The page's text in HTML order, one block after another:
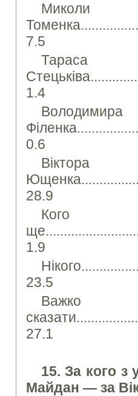
Миколи
7.5
Тараса
1.4
Володимира
0.6
Віктора
28.9
Кого
1.9
23.5
Важко
27.1
15. За кого з
Майдан — за